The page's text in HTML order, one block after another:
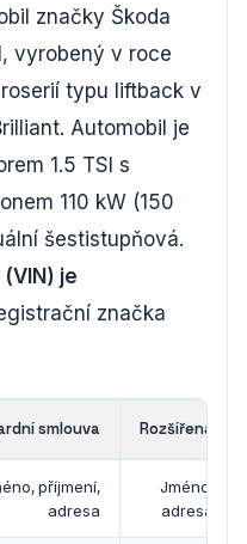
značky Škoda
vyrobený v roce
typu liftback v
Automobil je
1.5 TSI s
110 kW (150
šestistupňová.
je
značka
smlouva Rozšířená
příjmení,
adresa
Jméno,
adresa,